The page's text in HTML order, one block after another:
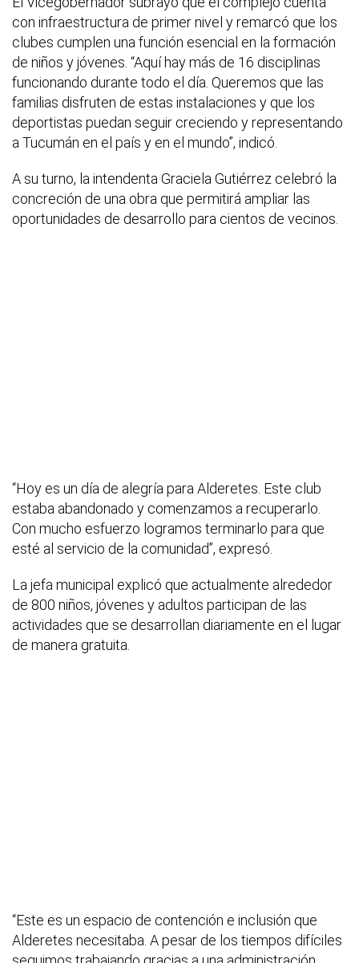
con infraestructura de primer nivel y remarcó que los
clubes cumplen una función esencial en la formación
de niños y jóvenes. “Aquí hay más de 16 disciplinas
funcionando durante todo el día. Queremos que las
familias disfruten de estas instalaciones y que los
deportistas puedan seguir creciendo y representando
a Tucumán en el país y en el mundo”, indicó.
A su turno, la intendenta Graciela Gutiérrez celebró la
concreción de una obra que permitirá ampliar las
oportunidades de desarrollo para cientos de vecinos.
“Hoy es un día de alegría para Alderetes. Este club
estaba abandonado y comenzamos a recuperarlo.
Con mucho esfuerzo logramos terminarlo para que
esté al servicio de la comunidad”, expresó.
La jefa municipal explicó que actualmente alrededor
de 800 niños, jóvenes y adultos participan de las
actividades que se desarrollan diariamente en el lugar
de manera gratuita.
“Este es un espacio de contención e inclusión que
Alderetes necesitaba. A pesar de los tiempos difíciles